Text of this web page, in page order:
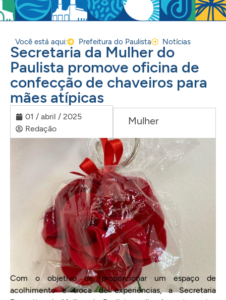
Você está aqui: Prefeitura do Paulista Notícias
Secretaria da Mulher do
Paulista promove oficina de
confecção de chaveiros para
mães atípicas
01 / abril / 2025
Redação
Mulher
Com o objetivo de proporcionar um espaço de
acolhimento e troca de experiências, a Secretaria